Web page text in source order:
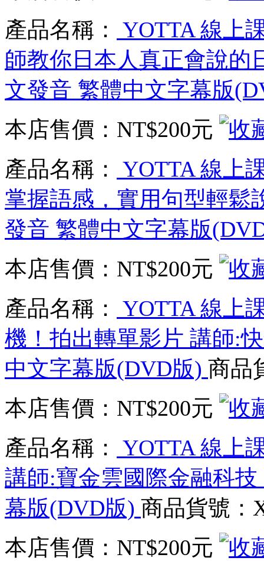
產品名稱：
YOTTA 線上
師教你日本人真正會說的
文發音 繁體中文字幕版
本店售價： NT$200元
產品名稱：
YOTTA 線上
掌握語感，實用句型輕鬆
發音 繁體中文字幕版
本店售價： NT$200元
產品名稱：
YOTTA 線上
機！拍出轉單影片 講師:
中文字幕版(DVD版) 商品
本店售價： NT$200元
產品名稱：
YOTTA 線上
講師:寶金雲國際金融科
幕版(DVD版) 商品貨號：
本店售價： NT$200元